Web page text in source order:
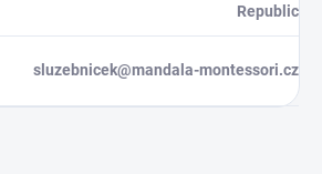
Republic
sluzebnicek@mandala-montessori.cz